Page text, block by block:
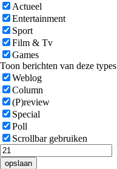
Actueel
Entertainment
Sport
Film & Tv
Games
Toon berichten van deze types
Weblog
Column
(P)review
Special
Poll
Scrollbar gebruiken
opslaan